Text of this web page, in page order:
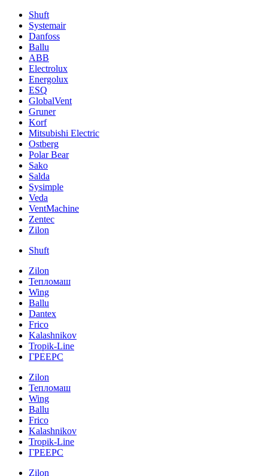
Shuft
Systemair
Danfoss
Ballu
ABB
Electrolux
Energolux
ESQ
GlobalVent
Gruner
Korf
Mitsubishi Electric
Ostberg
Polar Bear
Sako
Salda
Sysimple
Veda
VentMachine
Zentec
Zilon
Shuft
Zilon
Тепломаш
Wing
Ballu
Dantex
Frico
Kalashnikov
Tropik-Line
ГРЕЕРС
Zilon
Тепломаш
Wing
Ballu
Frico
Kalashnikov
Tropik-Line
ГРЕЕРС
Zilon